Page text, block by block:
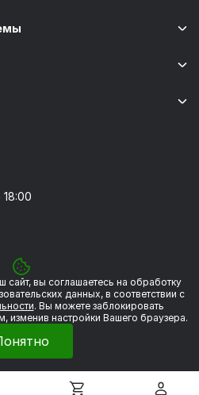
персональных данных
вFramelink
вы соглашаетесь на обработку
данных, в соответствии с
. Вы можете заблокировать
изменив настройки Вашего браузера.